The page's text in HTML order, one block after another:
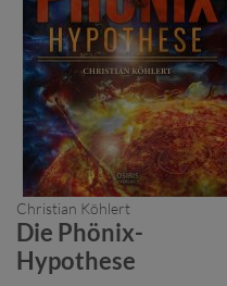
Christian Köhlert
Die Phönix-
Hypothese